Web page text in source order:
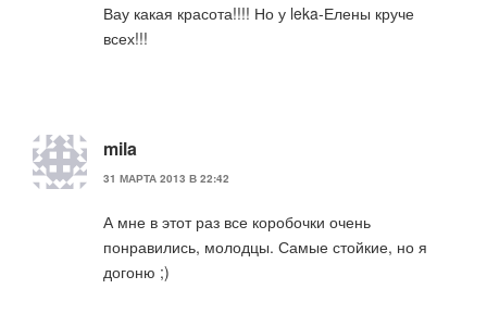
Вау какая красота!!!! Но у leka-Елены круче
всех!!!
mila
31 МАРТА 2013 В 22:42
А мне в этот раз все коробочки очень
понравились, молодцы. Самые стойкие, но я
догоню ;)